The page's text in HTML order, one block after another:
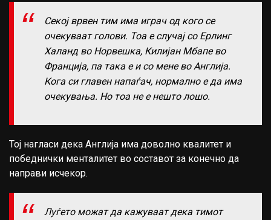
Секој врвен тим има играч од кого се
очекуваат голови. Тоа е случај со Ерлинг
Халанд во Норвешка, Килијан Мбапе во
Франција, па така е и со мене во Англија.
Кога си главен напаѓач, нормално е да има
очекувања. Но тоа не е нешто лошо.
Тој нагласи дека Англија има доволно квалитет и
победнички менталитет во составот за конечно да
направи исчекор.
Луѓето можат да кажуваат дека тимот